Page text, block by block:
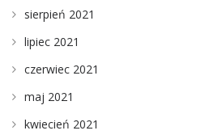
sierpień 2021
lipiec 2021
czerwiec 2021
maj 2021
kwiecień 2021